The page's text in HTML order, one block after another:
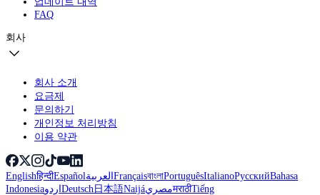
FAQ
회사
회사 소개
요금제
문의하기
개인정보 처리방침
이용 약관
Englishहिन्दीEspañolالعربيةFrançaisবাংলাPortuguêsItalianoРусскийBahasa
IndonesiaاردوDeutsch日本語NaijáمصريमराठीTiếng